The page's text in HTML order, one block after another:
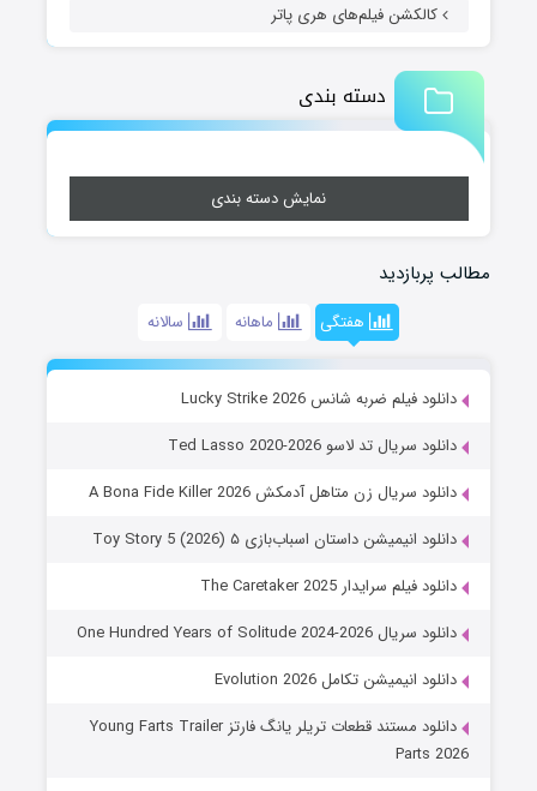
کالکشن فیلم‌های هری پاتر
دسته بندی
نمایش دسته بندی
مطالب پربازدید
هفتگی ماهانه سالانه
دانلود فیلم ضربه شانس Lucky Strike 2026
دانلود سریال تد لاسو Ted Lasso 2020-2026
دانلود سریال زن متاهل آدمکش A Bona Fide Killer 2026
دانلود انیمیشن داستان اسباب‌بازی ۵ Toy Story 5 (2026)
دانلود فیلم سرایدار The Caretaker 2025
دانلود سریال One Hundred Years of Solitude 2024-2026
دانلود انیمیشن تکامل Evolution 2026
دانلود مستند قطعات تریلر یانگ فارتز Young Farts Trailer
Parts 2026